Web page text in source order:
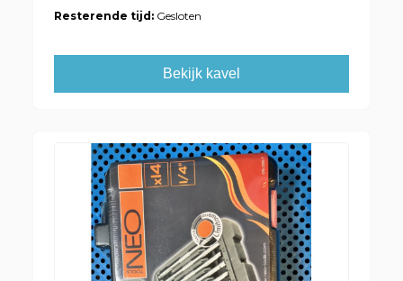
Resterende tijd: Gesloten
Bekijk kavel